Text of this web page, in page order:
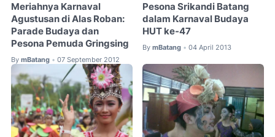
Meriahnya Karnaval
Agustusan di Alas Roban:
Parade Budaya dan
Pesona Pemuda Gringsing
By mBatang • 07 September 2012
Pesona Srikandi Batang
dalam Karnaval Budaya
HUT ke-47
By mBatang • 04 April 2013